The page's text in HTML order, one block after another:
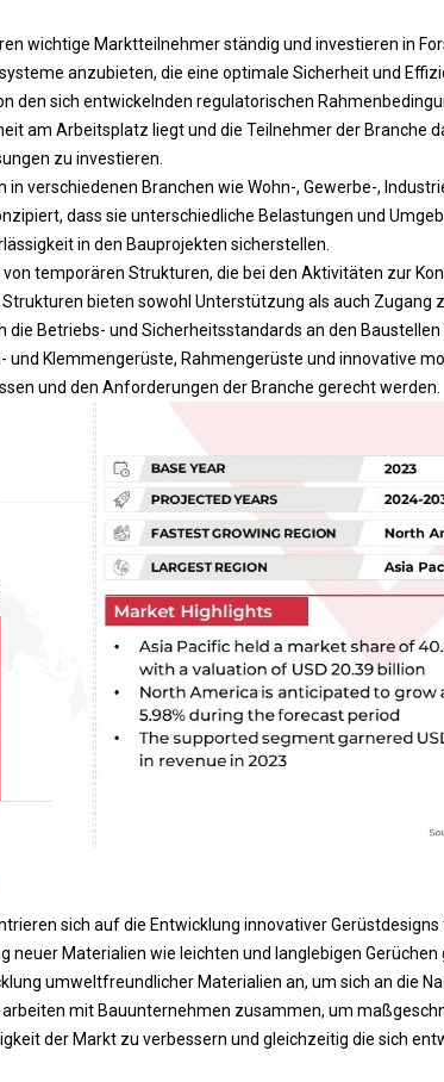
wichtige Marktteilnehmer ständig und investieren in
anzubieten, die eine optimale Sicherheit und
den sich entwickelnden regulatorischen
am Arbeitsplatz liegt und die Teilnehmer der Branche
zu investieren.
verschiedenen Branchen wie Wohn-, Gewerbe-,
dass sie unterschiedliche Belastungen und
in den Bauprojekten sicherstellen.
temporären Strukturen, die bei den Aktivitäten zur
bieten sowohl Unterstützung als auch Zugang
die Betriebs- und Sicherheitsstandards an den Baustellen
und Klemmengerüste, Rahmengerüste und innovative
und den Anforderungen der Branche gerecht werden.
sich auf die Entwicklung innovativer
neuer Materialien wie leichten und langlebigen
umweltfreundlicher Materialien an, um sich an die
mit Bauunternehmen zusammen, um
der Markt zu verbessern und gleichzeitig die sich